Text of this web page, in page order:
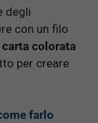
degli
con un filo
carta colorata
per creare
farlo